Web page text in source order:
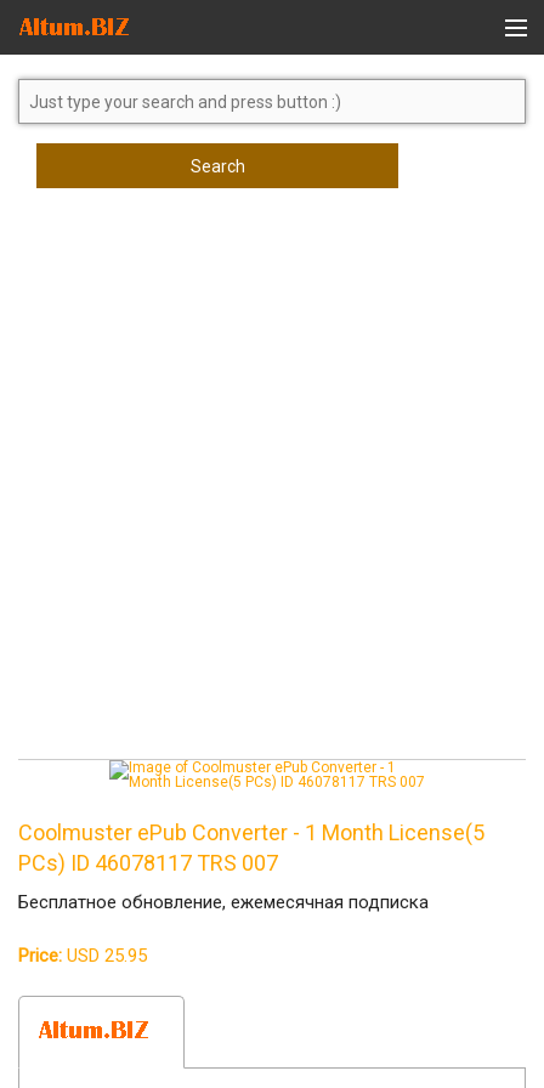
Global Search
Search
Coolmuster ePub Converter - 1 Month License(5
PCs) ID 46078117 TRS 007
Бесплатное обновление, ежемесячная подписка
Price: USD 25.95